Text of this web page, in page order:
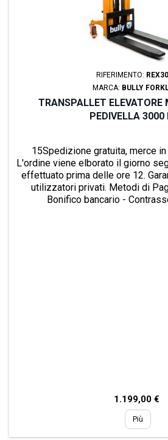
RIFERIMENTO:
MARCA: BULLY
TRANSPALLET ELEVATORE
PEDIVELLA 3000
15Spedizione gratuita, merce
L'ordine viene elborato il giorno
effettuato prima delle ore 12.
utilizzatori privati. Metodi di
Bonifico bancario -
Prezzo
1.199,00 €
Più